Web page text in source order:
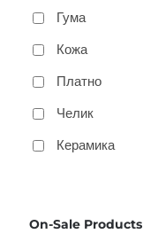
Гума
Кожа
Платно
Челик
Керамика
On-Sale Products